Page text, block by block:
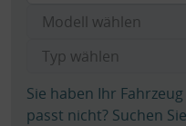
Sie haben Ihr
passt nicht? Suchen